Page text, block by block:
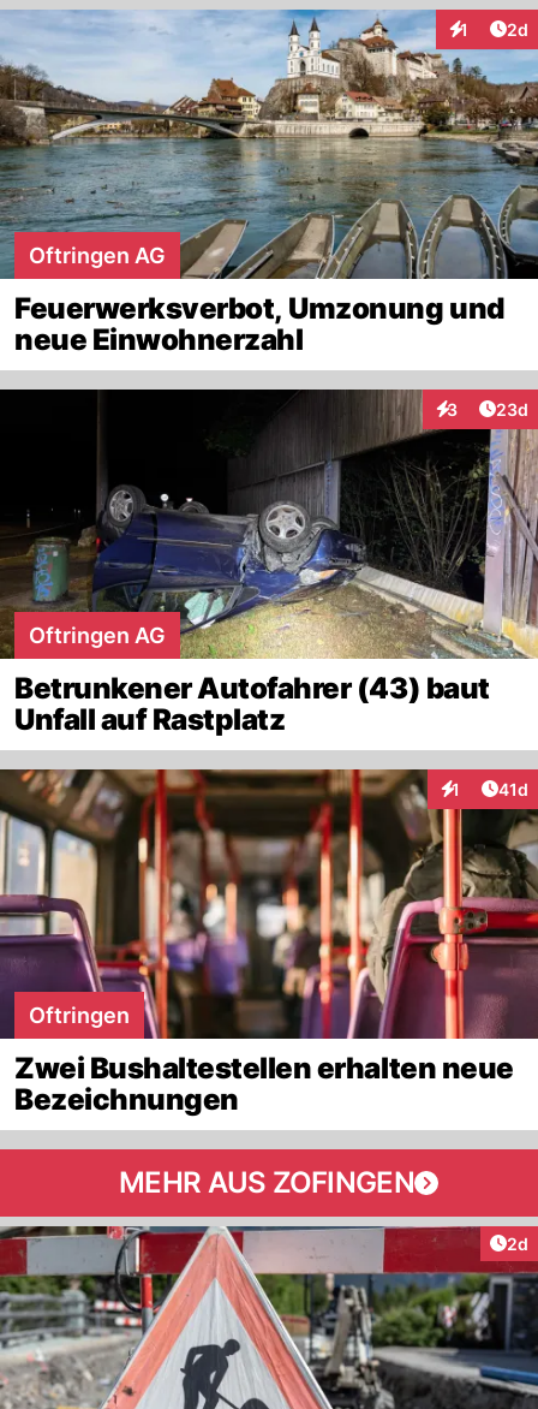
1 2d
Oftringen AG
Feuerwerksverbot, Umzonung und
neue Einwohnerzahl
3
Interaktionen
23d
Oftringen AG
Betrunkener Autofahrer (43) baut
Unfall auf Rastplatz
1 41d
Oftringen
Zwei Bushaltestellen erhalten neue
Bezeichnungen
MEHR AUS ZOFINGEN
2d